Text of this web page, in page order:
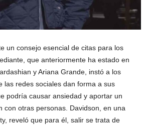
un consejo esencial de citas para los
que anteriormente ha estado en
y Ariana Grande, instó a los
las redes sociales dan forma a sus
podría causar ansiedad y aportar un
con otras personas. Davidson, en una
reveló que para él, salir se trata de